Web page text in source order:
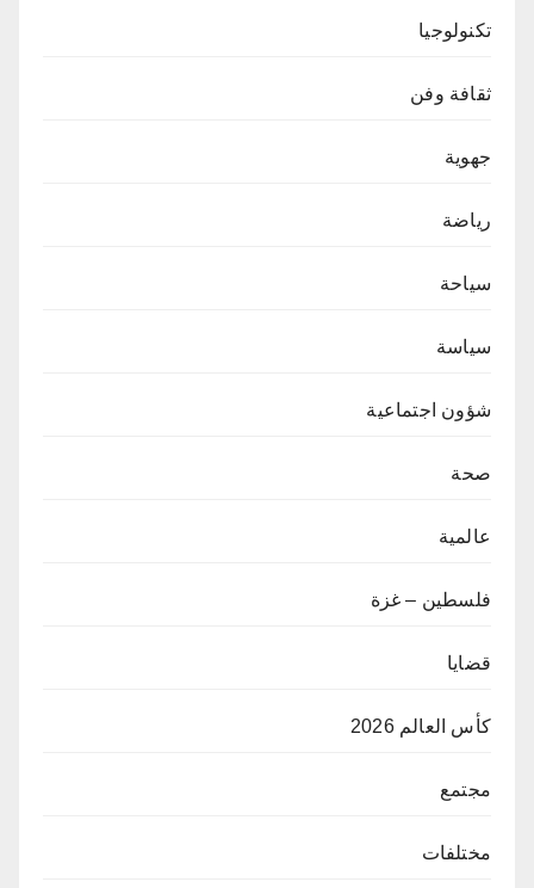
تكنولوجيا
ثقافة وفن
جهوية
رياضة
سياحة
سياسة
شؤون اجتماعية
صحة
عالمية
فلسطين – غزة
قضايا
كأس العالم 2026
مجتمع
مختلفات